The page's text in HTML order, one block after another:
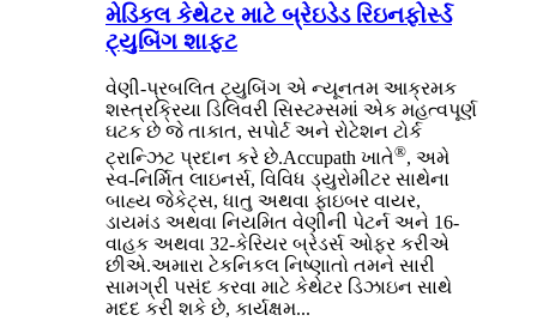
મેડિકલ કેથેટર માટે બ્રેઇડેડ રિઇનફોર્સ્ડ
ટ્યુબિંગ શાફ્ટ
વેણી-પ્રબલિત ટ્યુબિંગ એ ન્યૂનતમ આક્રમક
શસ્ત્રક્રિયા ડિલિવરી સિસ્ટમ્સમાં એક મહત્વપૂર્ણ
ઘટક છે જે તાકાત, સપોર્ટ અને રોટેશન ટોર્ક
ટ્રાન્ઝિટ પ્રદાન કરે છે.Accupath ખાતે®, અમે
સ્વ-નિર્મિત લાઇનર્સ, વિવિધ ડ્યુરોમીટર સાથેના
બાહ્ય જેકેટ્સ, ધાતુ અથવા ફાઇબર વાયર,
ડાયમંડ અથવા નિયમિત વેણીની પેટર્ન અને 16-
વાહક અથવા 32-કેરિયર બ્રેડર્સ ઓફર કરીએ
છીએ.અમારા ટેકનિકલ નિષ્ણાતો તમને સારી
સામગ્રી પસંદ કરવા માટે કેથેટર ડિઝાઇન સાથે
મદદ કરી શકે છે, કાર્યક્ષમ...